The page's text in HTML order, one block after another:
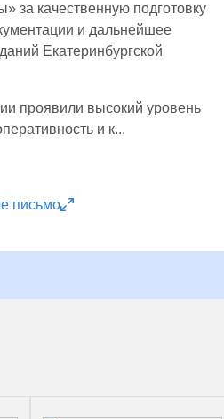
за качественную подготовку
и дальнейшее
Екатеринбургской
проявили высокий уровень
и к...
письмо